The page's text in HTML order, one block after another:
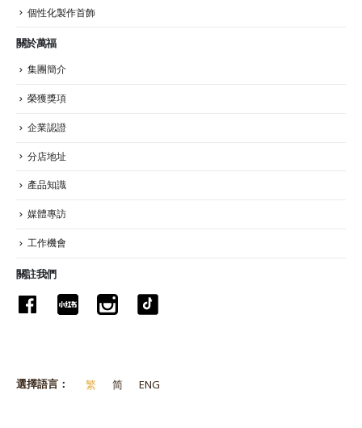
個性化製作首飾
關於萬福
集團簡介
榮獲獎項
企業認證
分店地址
產品知識
媒體專訪
工作機會
關註我們
選擇語言： 繁 简 ENG